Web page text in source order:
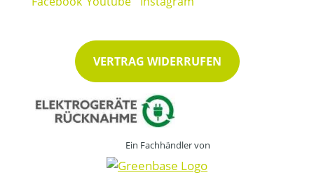
VERTRAG WIDERRUFEN
Ein Fachhändler von